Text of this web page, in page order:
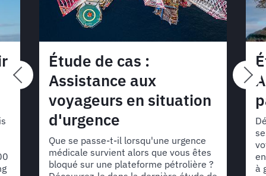
Étude de cas :
Assistance aux
voyageurs en situation
d'urgence
Que se passe-t-il lorsqu'une urgence
médicale survient alors que vous êtes
bloqué sur une plateforme pétrolière ?
à